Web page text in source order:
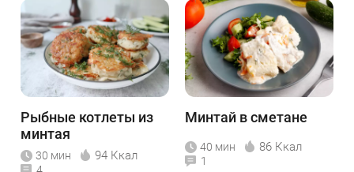
Рыбные котлеты из
минтая
30 мин 94 Ккал
Минтай в сметане
40 мин 86 Ккал
1